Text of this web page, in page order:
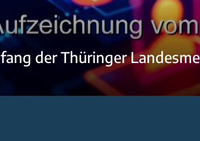
der Thüringer